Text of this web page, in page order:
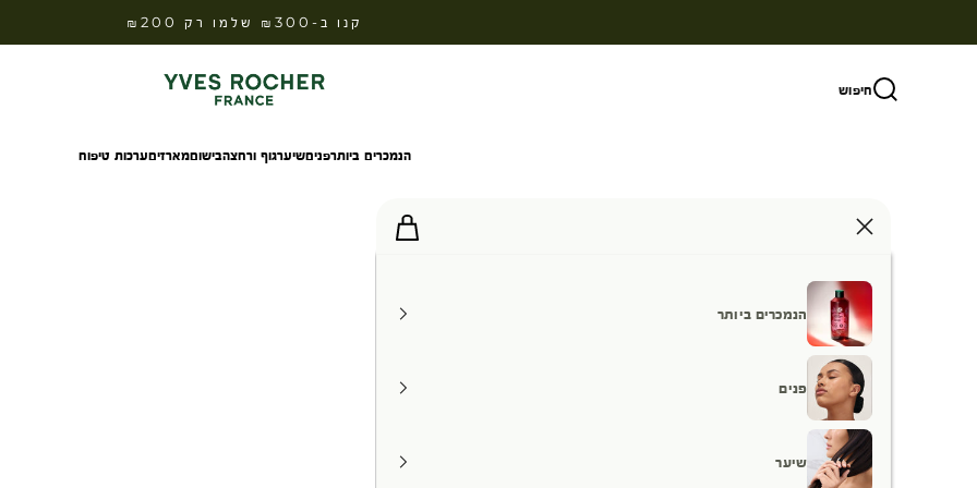
קנו ב-₪300 שלמו רק ₪200
חיפוש Yves Rocher Israel
הנמכרים ביותרפניםשיערגוף ורחצהבישוםמארזיםערכות טיפוח
הנמכרים ביותר
פנים
שיער